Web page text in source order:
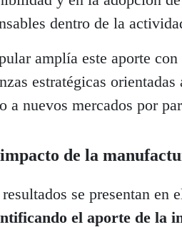
dentro de la
amplía este aporte
estratégicas
a nuevos mercados por
de la
se presentan en
el aporte de la